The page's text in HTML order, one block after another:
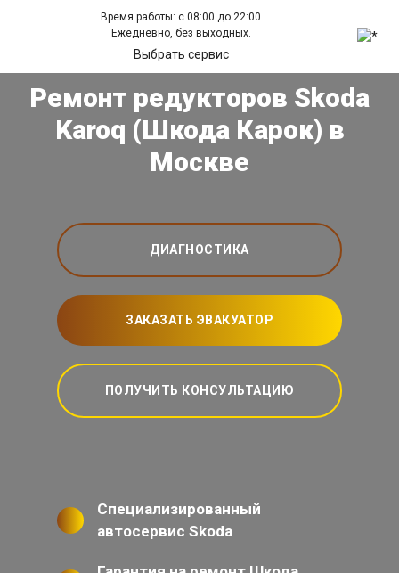
Время работы: с 08:00 до 22:00
Ежедневно, без выходных.
Выбрать сервис
Ремонт редукторов Skoda
Karoq (Шкода Карок) в
Москве
ДИАГНОСТИКА
ЗАКАЗАТЬ ЭВАКУАТОР
ПОЛУЧИТЬ КОНСУЛЬТАЦИЮ
Специализированный
автосервис Skoda